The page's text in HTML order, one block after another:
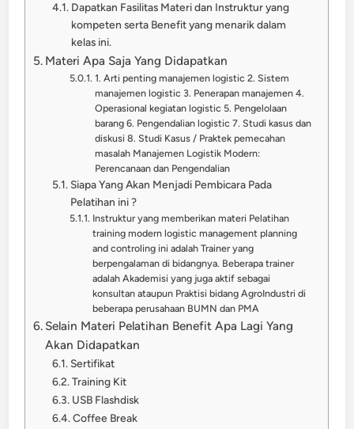
Dapatkan Fasilitas Materi dan Instruktur yang
kompeten serta Benefit yang menarik dalam
kelas ini.
Materi Apa Saja Yang Didapatkan
1. Arti penting manajemen logistic 2. Sistem
manajemen logistic 3. Penerapan manajemen 4.
Operasional kegiatan logistic 5. Pengelolaan
barang 6. Pengendalian logistic 7. Studi kasus dan
diskusi 8. Studi Kasus / Praktek pemecahan
masalah Manajemen Logistik Modern:
Perencanaan dan Pengendalian
Siapa Yang Akan Menjadi Pembicara Pada
Pelatihan ini ?
Instruktur yang memberikan materi Pelatihan
training modern logistic management planning
and controling ini adalah Trainer yang
berpengalaman di bidangnya. Beberapa trainer
adalah Akademisi yang juga aktif sebagai
konsultan ataupun Praktisi bidang AgroIndustri di
beberapa perusahaan BUMN dan PMA
Selain Materi Pelatihan Benefit Apa Lagi Yang
Akan Didapatkan
Sertifikat
Training Kit
USB Flashdisk
Coffee Break